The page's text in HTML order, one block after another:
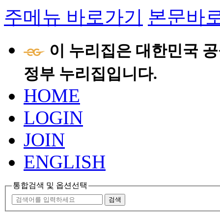
주메뉴 바로가기 본문바
이 누리집은 대한민국
정부 누리집입니다.
HOME
LOGIN
JOIN
ENGLISH
통합검색 및 옵션선택